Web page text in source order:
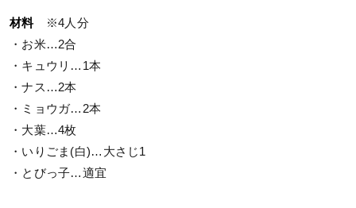
材料 ※4人分
・お米…2合
・キュウリ…1本
・ナス…2本
・ミョウガ…2本
・大葉…4枚
・いりごま(白)…大さじ1
・とびっ子…適宜